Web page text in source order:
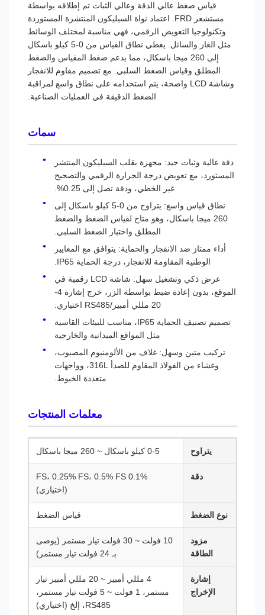
قياس ضغط عالي الدقة وعالي الثبات تم إطلاقه بواسطة
مستشعر FRD. اعتماد نواة السيليكون المنتشرة المستوردة
وتكنولوجيا التعويض الرقمي، فهي مناسبة لمختلف الوسائط
مثل الغاز والسائل. يغطي نطاق القياس من 0-5 كيلو باسكال
إلى 260 ميجا باسكال، مما يدعم ضغط المقياس والضغط
المطلق وقياس الضغط السلبي. مع تصميم مقاوم للانفجار
وشاشة LCD واضحة، يتم استخدامه على نطاق واسع لمراقبة
الضغط الدقيقة في العمليات الصناعية.
سمات
دقة عالية وثبات جيد: مجهزة بقلب السيليكون المنتشر
المستورد، مع تعويض درجة الحرارة الرقمي والتصحيح
غير الخطي، ودقة تصل إلى 0.25%.
نطاق قياس واسع: يتراوح من 0-5 كيلو باسكال إلى
260 ميجا باسكال، وهو متاح لقياس الضغط والضغط
المطلق واختبار الضغط السلبي.
أداء ممتاز ضد الانفجار والحماية: يتوافق مع المعايير
الوطنية المقاومة للانفجار، درجة الحماية IP65.
عرض ذكي وتشغيل سهل: شاشة LCD رقمية في
الموقع، بدون إعادة ضبط بواسطة الزر، خرج إشارة 4-
تصميم تصنيف الحماية IP65، مناسب للبيئات القاسية
مثل المواقع الميدانية والخارجية
تركيب متين وسهل: غلاف من الألومنيوم المصبوب،
وغشاء من الفولاذ المقاوم للصدأ 316L، وواجهات
متعددة الخيوط.
معلمات المنتجات
يتراوح
0.1% FS، 0.25% FS، 0.5% FS
(اختياري)
نوع الضغط قياس الضغط
الطاقة
10 فولت ~ 30 فولت تيار مستمر (يوصى
الإخراج
4 مللي أمبير ~ 20 مللي أمبير تيار
مستمر، 1 فولت ~ 5 فولت تيار مستمر،
RS485، إلخ (اختياري)